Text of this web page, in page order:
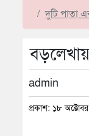
দুটি পাতা
বড়লেখায়
admin
প্রকাশ: ১৮